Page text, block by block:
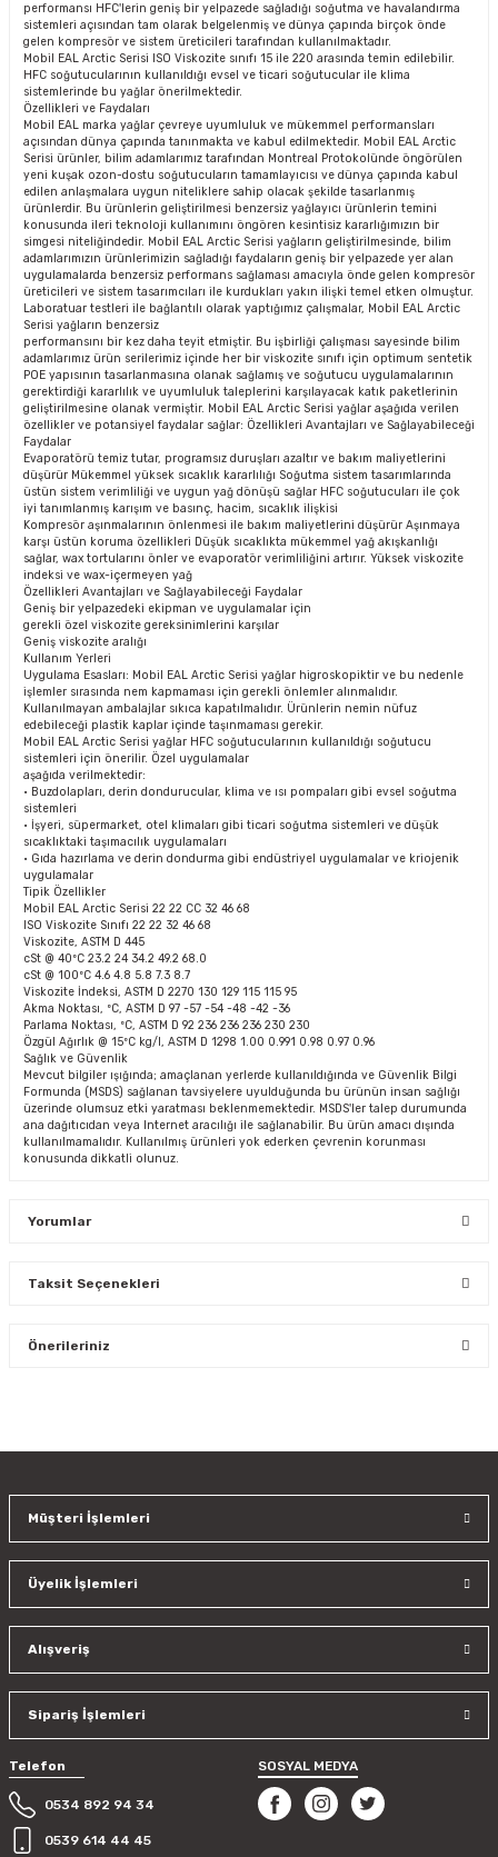
performansı HFC'lerin geniş bir yelpazede sağladığı soğutma ve havalandırma
sistemleri açısından tam olarak belgelenmiş ve dünya çapında birçok önde
gelen kompresör ve sistem üreticileri tarafından kullanılmaktadır.
Mobil EAL Arctic Serisi ISO Viskozite sınıfı 15 ile 220 arasında temin edilebilir.
HFC soğutucularının kullanıldığı evsel ve ticari soğutucular ile klima
sistemlerinde bu yağlar önerilmektedir.
Özellikleri ve Faydaları
Mobil EAL marka yağlar çevreye uyumluluk ve mükemmel performansları
açısından dünya çapında tanınmakta ve kabul edilmektedir. Mobil EAL Arctic
Serisi ürünler, bilim adamlarımız tarafından Montreal Protokolünde öngörülen
yeni kuşak ozon-dostu soğutucuların tamamlayıcısı ve dünya çapında kabul
edilen anlaşmalara uygun niteliklere sahip olacak şekilde tasarlanmış
ürünlerdir. Bu ürünlerin geliştirilmesi benzersiz yağlayıcı ürünlerin temini
konusunda ileri teknoloji kullanımını öngören kesintisiz kararlığımızın bir
simgesi niteliğindedir. Mobil EAL Arctic Serisi yağların geliştirilmesinde, bilim
adamlarımızın ürünlerimizin sağladığı faydaların geniş bir yelpazede yer alan
uygulamalarda benzersiz performans sağlaması amacıyla önde gelen kompresör
üreticileri ve sistem tasarımcıları ile kurdukları yakın ilişki temel etken olmuştur.
Laboratuar testleri ile bağlantılı olarak yaptığımız çalışmalar, Mobil EAL Arctic
Serisi yağların benzersiz
performansını bir kez daha teyit etmiştir. Bu işbirliği çalışması sayesinde bilim
adamlarımız ürün serilerimiz içinde her bir viskozite sınıfı için optimum sentetik
POE yapısının tasarlanmasına olanak sağlamış ve soğutucu uygulamalarının
gerektirdiği kararlılık ve uyumluluk taleplerini karşılayacak katık paketlerinin
geliştirilmesine olanak vermiştir. Mobil EAL Arctic Serisi yağlar aşağıda verilen
özellikler ve potansiyel faydalar sağlar: Özellikleri Avantajları ve Sağlayabileceği
Faydalar
Evaporatörü temiz tutar, programsız duruşları azaltır ve bakım maliyetlerini
düşürür Mükemmel yüksek sıcaklık kararlılığı Soğutma sistem tasarımlarında
üstün sistem verimliliği ve uygun yağ dönüşü sağlar HFC soğutucuları ile çok
iyi tanımlanmış karışım ve basınç, hacim, sıcaklık ilişkisi
Kompresör aşınmalarının önlenmesi ile bakım maliyetlerini düşürür Aşınmaya
karşı üstün koruma özellikleri Düşük sıcaklıkta mükemmel yağ akışkanlığı
sağlar, wax tortularını önler ve evaporatör verimliliğini artırır. Yüksek viskozite
indeksi ve wax-içermeyen yağ
Özellikleri Avantajları ve Sağlayabileceği Faydalar
Geniş bir yelpazedeki ekipman ve uygulamalar için
gerekli özel viskozite gereksinimlerini karşılar
Geniş viskozite aralığı
Kullanım Yerleri
Uygulama Esasları: Mobil EAL Arctic Serisi yağlar higroskopiktir ve bu nedenle
işlemler sırasında nem kapmaması için gerekli önlemler alınmalıdır.
Kullanılmayan ambalajlar sıkıca kapatılmalıdır. Ürünlerin nemin nüfuz
edebileceği plastik kaplar içinde taşınmaması gerekir.
Mobil EAL Arctic Serisi yağlar HFC soğutucularının kullanıldığı soğutucu
sistemleri için önerilir. Özel uygulamalar
aşağıda verilmektedir:
• Buzdolapları, derin dondurucular, klima ve ısı pompaları gibi evsel soğutma
sistemleri
• İşyeri, süpermarket, otel klimaları gibi ticari soğutma sistemleri ve düşük
sıcaklıktaki taşımacılık uygulamaları
• Gıda hazırlama ve derin dondurma gibi endüstriyel uygulamalar ve kriojenik
uygulamalar
Tipik Özellikler
Mobil EAL Arctic Serisi 22 22 CC 32 46 68
ISO Viskozite Sınıfı 22 22 32 46 68
Viskozite, ASTM D 445
cSt @ 40ºC 23.2 24 34.2 49.2 68.0
cSt @ 100ºC 4.6 4.8 5.8 7.3 8.7
Viskozite İndeksi, ASTM D 2270 130 129 115 115 95
Akma Noktası, ºC, ASTM D 97 -57 -54 -48 -42 -36
Parlama Noktası, ºC, ASTM D 92 236 236 236 230 230
Özgül Ağırlık @ 15ºC kg/l, ASTM D 1298 1.00 0.991 0.98 0.97 0.96
Sağlık ve Güvenlik
Mevcut bilgiler ışığında; amaçlanan yerlerde kullanıldığında ve Güvenlik Bilgi
Formunda (MSDS) sağlanan tavsiyelere uyulduğunda bu ürünün insan sağlığı
üzerinde olumsuz etki yaratması beklenmemektedir. MSDS'ler talep durumunda
ana dağıtıcıdan veya Internet aracılığı ile sağlanabilir. Bu ürün amacı dışında
kullanılmamalıdır. Kullanılmış ürünleri yok ederken çevrenin korunması
konusunda dikkatli olunuz.
Yorumlar
Taksit Seçenekleri
Önerileriniz
Ürün resmi kalitesiz, bozuk veya görüntülenemiyor.
Ürün bilgilerinde hatalar bulunuyor.
Bu ürüne benzer farklı alternatifler olmalı.
Gönder
Müşteri İşlemleri
Üyelik İşlemleri
Alışveriş
Sipariş İşlemleri
Telefon
0534 892 94 34
0539 614 44 45
SOSYAL MEDYA